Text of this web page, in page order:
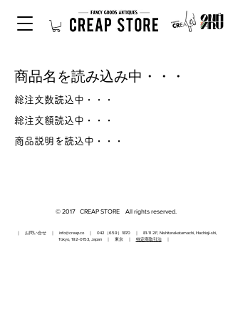
商品名を読み込み中・・・
総注文数読込中・・・
総注文額読込中・・・
商品説明を読込中・・・
© 2017 CREAP STORE All rights reserved.
｜ お問い合せ ｜ info@creap.co｜ 042（659）1870 ｜ 81-11 2F, Nishiterakatamachi, Hachioji-shi,
Tokyo, 192-0153, Japan ｜ 東京 ｜ 特定商取引法｜